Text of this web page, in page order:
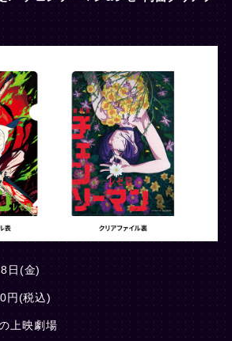
日(金)
円(税込)
上映劇場